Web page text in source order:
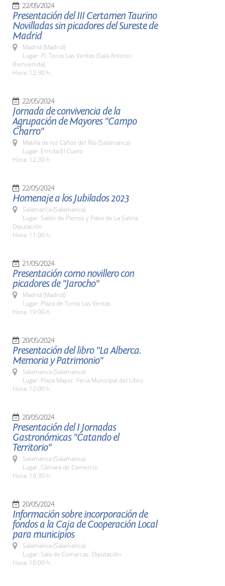
22/05/2024
Presentación del III Certamen Taurino
Novilladas sin picadores del Sureste de
Madrid
Madrid (Madrid)
Lugar: Pl. Toros Las Ventas (Sala Antonio
Bienvenida).
Hora: 12:30 h.
22/05/2024
Jornada de convivencia de la
Agrupación de Mayores "Campo
Charro"
Matilla de los Caños del Río (Salamanca)
Lugar: Ermita El Cueto
Hora: 12:30 h.
22/05/2024
Homenaje a los Jubilados 2023
Salamanca (Salamanca)
Lugar: Salón de Plenos y Patio de La Salina.
Diputación
Hora: 11:00 h.
21/05/2024
Presentación como novillero con
picadores de "Jarocho"
Madrid (Madrid)
Lugar: Plaza de Toros Las Ventas
Hora: 19:00 h.
20/05/2024
Presentación del libro "La Alberca.
Memoria y Patrimonio"
Salamanca (Salamanca)
Lugar: Plaza Mayor. Feria Municipal del Libro
Hora: 12:00 h.
20/05/2024
Presentación del I Jornadas
Gastronómicas "Catando el
Territorio"
Salamanca (Salamanca)
Lugar: Cámara de Comercio
Hora: 10:30 h.
20/05/2024
Información sobre incorporación de
fondos a la Caja de Cooperación Local
para municipios
Salamanca (Salamanca)
Lugar: Sala de Comarcas. Diputación
Hora: 10:00 h.